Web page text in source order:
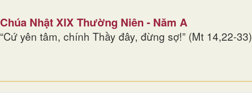
Chúa Nhật XIX Thường Niên - Năm A
“Cứ yên tâm, chính Thầy đây, đừng sợ!” (Mt 14,22-33)